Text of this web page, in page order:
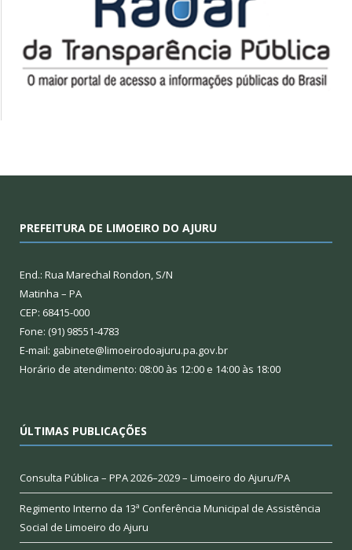
PREFEITURA DE LIMOEIRO DO AJURU
End.: Rua Marechal Rondon, S/N
Matinha – PA
CEP: 68415-000
Fone: (91) 98551-4783
E-mail: gabinete@limoeirodoajuru.pa.gov.br
Horário de atendimento: 08:00 às 12:00 e 14:00 às 18:00
ÚLTIMAS PUBLICAÇÕES
Consulta Pública – PPA 2026–2029 – Limoeiro do Ajuru/PA
Regimento Interno da 13ª Conferência Municipal de Assistência
Social de Limoeiro do Ajuru